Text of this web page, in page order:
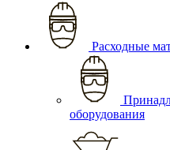
Расходные
оборудования